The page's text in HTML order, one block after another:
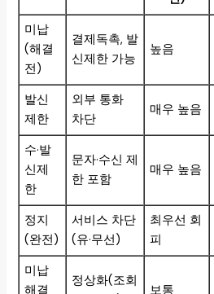
미납
(해결
전)
결제독촉, 발
신제한 가능
높음
발신
제한
외부 통화
차단
매우 높음
수·발
신제
한
문자·수신 제
한 포함
매우 높음
정지
(완전)
서비스 차단
(유·무선)
최우선 회
피
미납
해결
정상화(조회
보통